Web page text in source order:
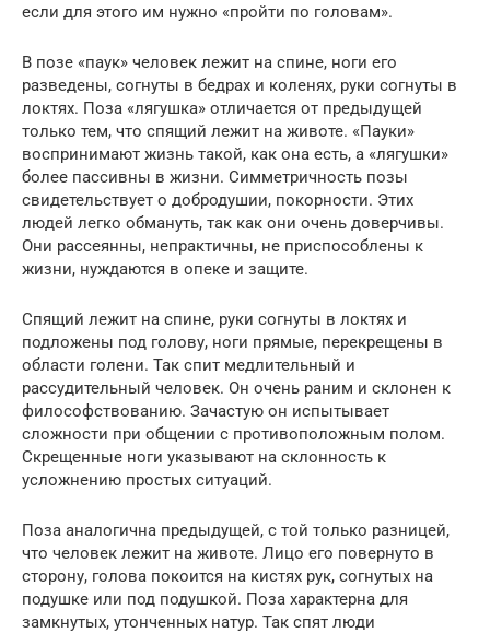
если для этого им нужно «пройти по головам».
В позе «паук» человек лежит на спине, ноги его
разведены, согнуты в бедрах и коленях, руки согнуты в
локтях. Поза «лягушка» отличается от предыдущей
только тем, что спящий лежит на животе. «Пауки»
воспринимают жизнь такой, как она есть, а «лягушки»
более пассивны в жизни. Симметричность позы
свидетельствует о добродушии, покорности. Этих
людей легко обмануть, так как они очень доверчивы.
Они рассеянны, непрактичны, не приспособлены к
жизни, нуждаются в опеке и защите.
Спящий лежит на спине, руки согнуты в локтях и
подложены под голову, ноги прямые, перекрещены в
области голени. Так спит медлительный и
рассудительный человек. Он очень раним и склонен к
философствованию. Зачастую он испытывает
сложности при общении с противоположным полом.
Скрещенные ноги указывают на склонность к
усложнению простых ситуаций.
Поза аналогична предыдущей, с той только разницей,
что человек лежит на животе. Лицо его повернуто в
сторону, голова покоится на кистях рук, согнутых на
подушке или под подушкой. Поза характерна для
замкнутых, утонченных натур. Так спят люди